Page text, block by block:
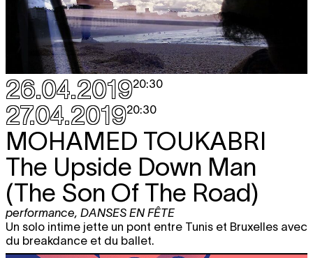
26.04.201920:30
27.04.201920:30
MOHAMED TOUKABRI
The Upside Down Man
(The Son Of The Road)
performance, DANSES EN FÊTE
Un solo intime jette un pont entre Tunis et Bruxelles avec
du breakdance et du ballet.